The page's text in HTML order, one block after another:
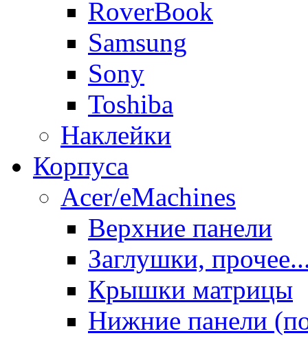
RoverBook
Samsung
Sony
Toshiba
Наклейки
Корпуса
Acer/eMachines
Верхние панели
Заглушки,
Крышки матрицы
Нижние панели